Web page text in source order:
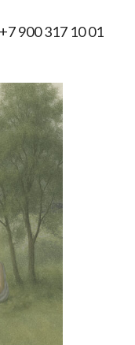
+7 900 317 10 01